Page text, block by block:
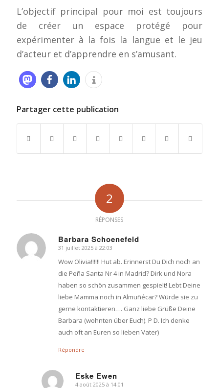
L’objectif principal pour moi est toujours
de créer un espace protégé pour
expérimenter à la fois la langue et le jeu
d’acteur et d’apprendre en s’amusant.
Partager cette publication
2
RÉPONSES
Barbara Schoenefeld
dit
:
31 juillet 2025 à 22:03
Wow Olivia!!!!!! Hut ab. Erinnerst Du Dich noch an
die Peña Santa Nr 4 in Madrid? Dirk und Nora
haben so schön zusammen gespielt! Lebt Deine
liebe Mamma noch in Almuñécar? Würde sie zu
gerne kontaktieren…. Ganz liebe Grüße Deine
Barbara (wohnten über Euch). P D. Ich denke
auch oft an Euren so lieben Vater)
Répondre
Eske Ewen
4 août 2025 à 14:01